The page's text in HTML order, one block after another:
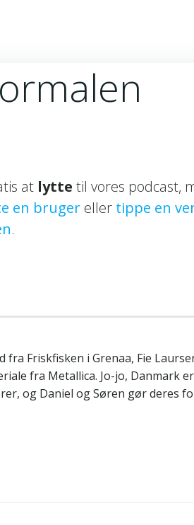
at lytte til vores podcast,
en brugereller tippe en
.
Friskfisken i Grenaa, Fie
fra Metallica. Jo-jo, Danmark
og Daniel og Søren gør deres